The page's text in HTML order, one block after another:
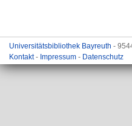
Universitätsbibliothek Bayreuth -
Kontakt- Impressum - Datenschutz